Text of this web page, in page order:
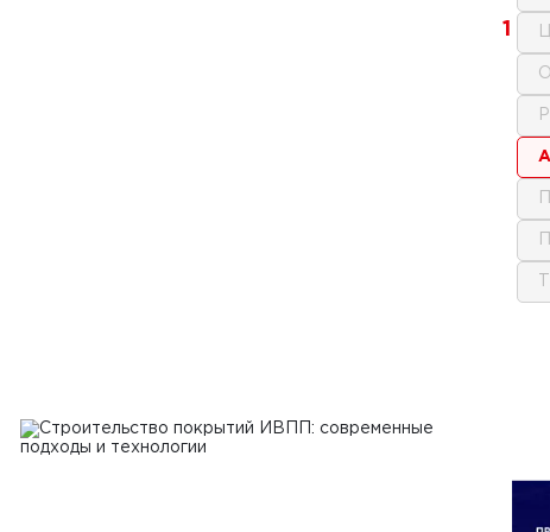
1
и стандарты качества
материалов: анализ
в обеспечении качества и